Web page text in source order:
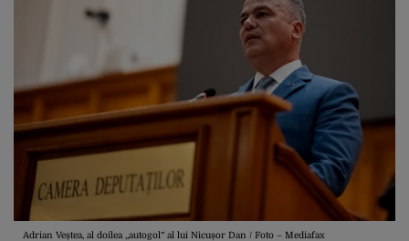
Adrian Veștea, al doilea „autogol” al lui Nicușor Dan / Foto – Mediafax